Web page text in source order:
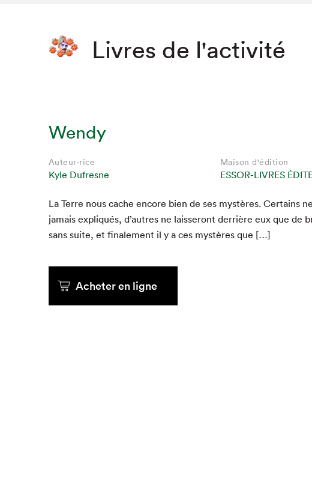
Que
Livres de l'activité
Wendy
Auteur·rice
Kyle Dufresne
Maison d'édition
ESSOR-LIVRES
La Terre nous cache encore bien de ses mys­tères. Cer­tains
jamais expliqués, d’autres ne lais­seront der­rière eux que de
sans suite, et finale­ment il y a ces mys­tères que […]
Acheter en ligne